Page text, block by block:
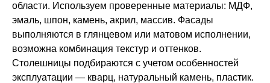
области. Используем проверенные материалы: МДФ,
эмаль, шпон, камень, акрил, массив. Фасады
выполняются в глянцевом или матовом исполнении,
возможна комбинация текстур и оттенков.
Столешницы подбираются с учетом особенностей
эксплуатации — кварц, натуральный камень, пластик.